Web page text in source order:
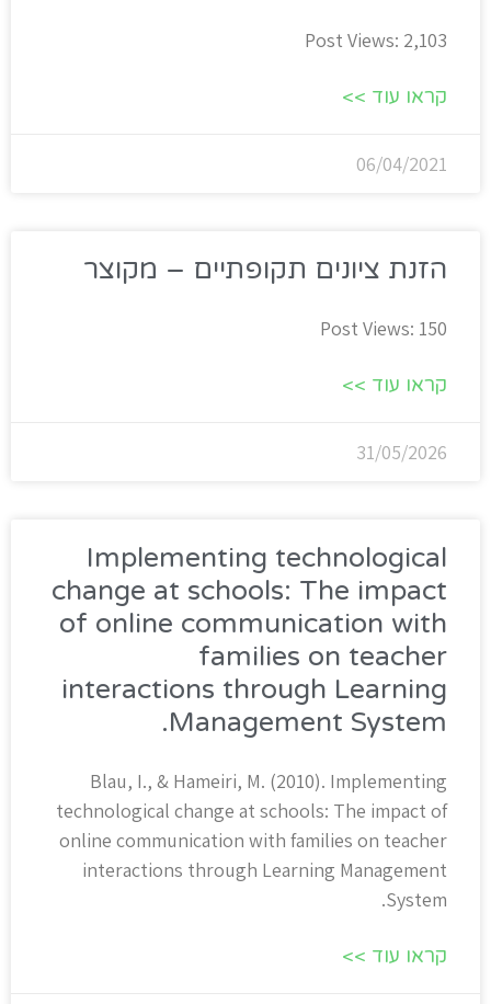
Post Views: 2,103
קראו עוד >>
06/04/2021
הזנת ציונים תקופתיים – מקוצר
Post Views: 150
קראו עוד >>
31/05/2026
Implementing technological
change at schools: The impact
of online communication with
families on teacher
interactions through Learning
Management System.
Blau, I., & Hameiri, M. (2010). Implementing
technological change at schools: The impact of
online communication with families on teacher
interactions through Learning Management
System.
קראו עוד >>